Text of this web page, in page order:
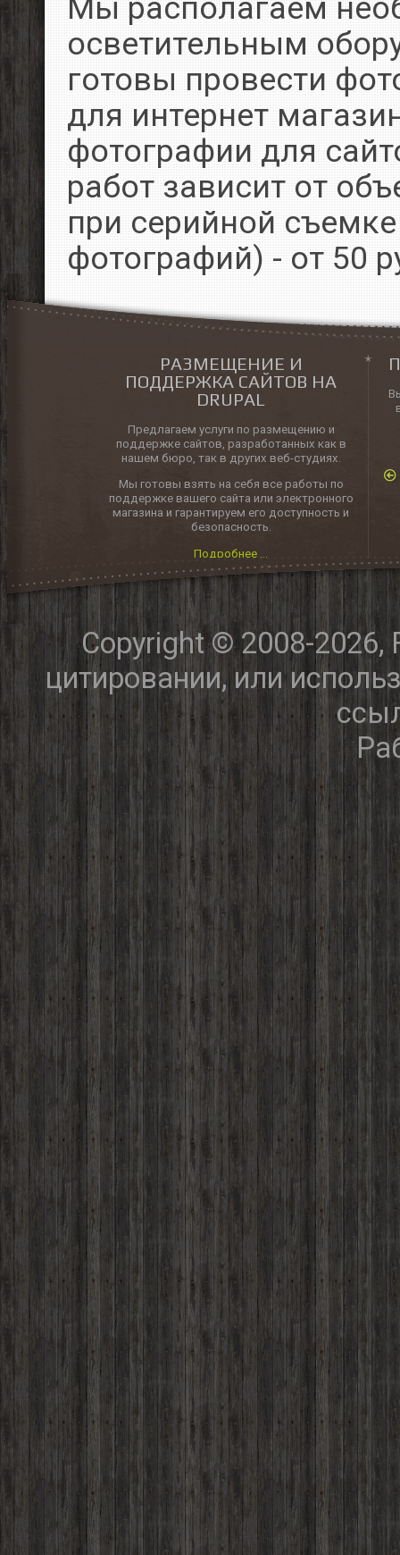
Мы располагаем
осветительным
готовы провести
для интернет
фотографии для
работ зависит от
при серийной
фотографий) - от 50
РАЗМЕЩЕНИЕ И
ПОДДЕРЖКА САЙТОВ НА
DRUPAL
Предлагаем услуги по размещению и
поддержке сайтов, разработанных как в
нашем бюро, так в других веб-студиях.
Мы готовы взять на себя все работы по
поддержке вашего сайта или электронного
магазина и гарантируем его доступность и
безопасность.
Подробнее ...
Copyright © 2008-
цитировании, или